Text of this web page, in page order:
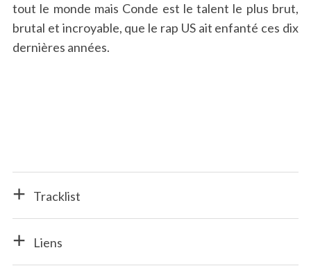
tout le monde mais Conde est le talent le plus brut,
brutal et incroyable, que le rap US ait enfanté ces dix
dernières années.
Tracklist
Liens